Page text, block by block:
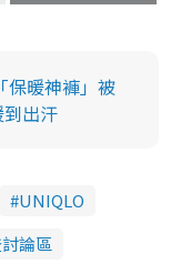
保暖神褲」被
出汗
UNIQLO
論區